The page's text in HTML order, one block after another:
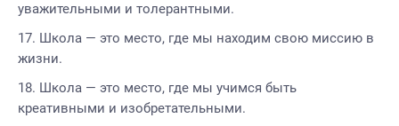
уважительными и толерантными.
Школа — это место, где мы находим свою миссию в
жизни.
Школа — это место, где мы учимся быть
креативными и изобретательными.